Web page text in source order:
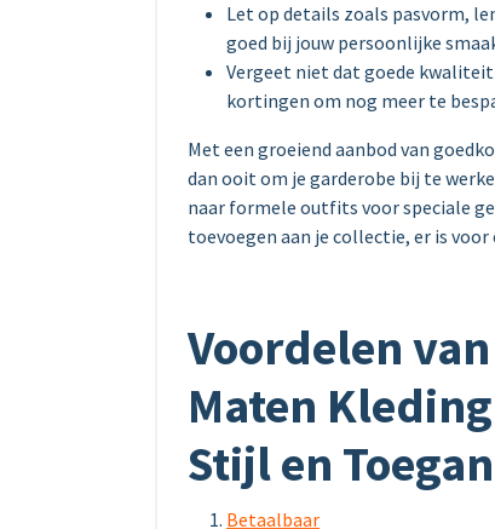
Let op details zoals pasvorm,
goed bij jouw persoonlijke
Vergeet niet dat goede
kortingen om nog meer te
Met een groeiend aanbod van
dan ooit om je garderobe bij te
naar formele outfits voor speciale
toevoegen aan je collectie, er is
Voordelen
Maten
Stijl en
Betaalbaar